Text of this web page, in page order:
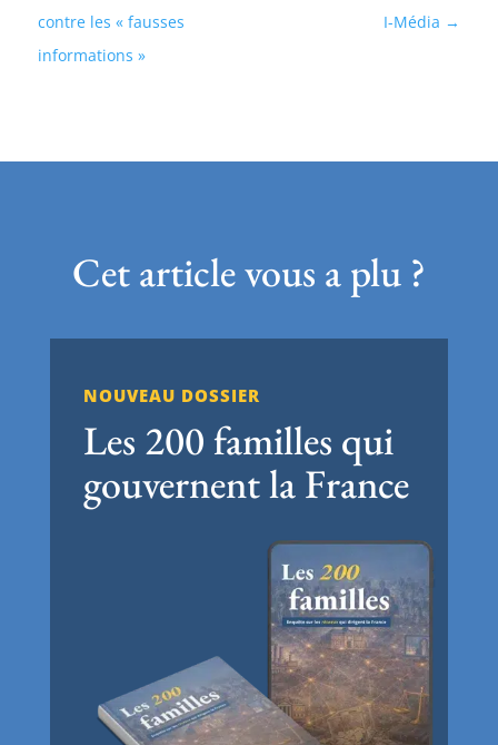
I-Média
contre les « fausses
informations »
Cet article vous a plu ?
NOUVEAU DOSSIER
Les 200 familles qui
gouvernent la France